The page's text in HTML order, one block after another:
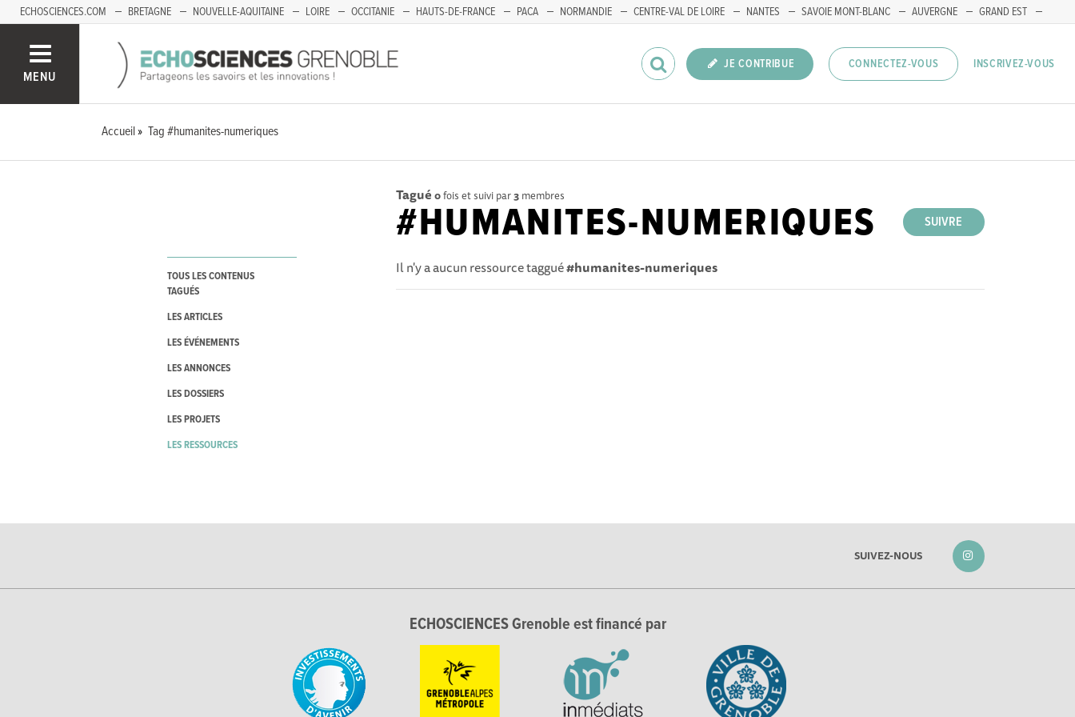
ECHOSCIENCES.COM BRETAGNE NOUVELLE-AQUITAINE LOIRE OCCITANIE HAUTS-DE-FRANCE PACA NORMANDIE CENTRE-VAL DE LOIRE NANTES SAVOIE MONT-BLANC AUVERGNE
GRAND EST
MENU
JE CONTRIBUE CONNECTEZ-VOUS INSCRIVEZ-VOUS
Accueil Tag #humanites-numeriques
TOUS LES CONTENUS
TAGUÉS
LES ARTICLES
LES ÉVÉNEMENTS
LES ANNONCES
LES DOSSIERS
LES PROJETS
LES RESSOURCES
Tagué 0fois et suivi par3 membres
SUIVRE
#HUMANITES-NUMERIQUES
Il n'y a aucun ressource taggué#humanites-numeriques
SUIVEZ-NOUS
ECHOSCIENCES Grenoble est financé par